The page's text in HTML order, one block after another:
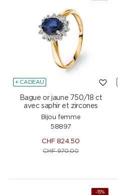
+ CADEAU
Bague or jaune 750/18 ct
avec saphir et zircones
Bijou femme
58897
CHF 824.50
CHF970.00
-15%